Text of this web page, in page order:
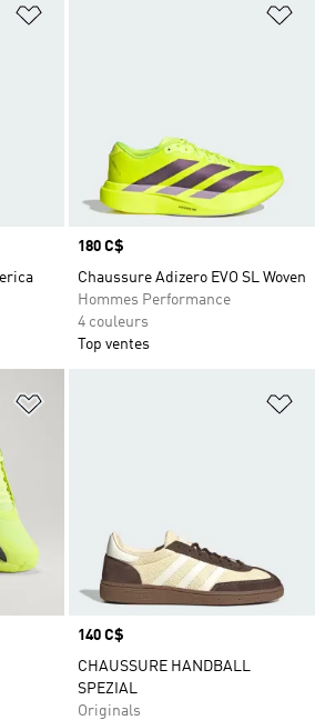
Ajouter à la Liste de produits
Prix
180 C$
Chaussure Adizero EVO SL Woven
Hommes Performance
4 couleurs
Top ventes
Ajouter à la Liste de produits
Prix
140 C$
CHAUSSURE HANDBALL
SPEZIAL
Originals